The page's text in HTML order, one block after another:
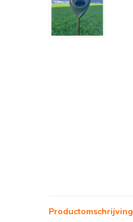
Productomschrijving